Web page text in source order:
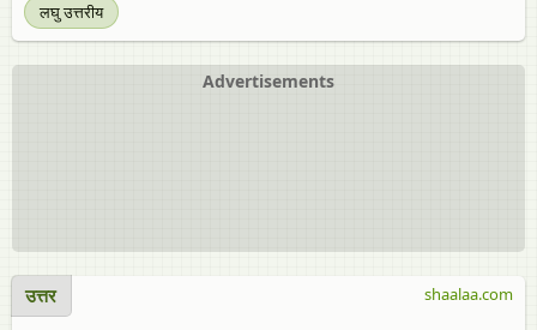
लघु उत्तरीय
Advertisements
उत्तर shaalaa.com